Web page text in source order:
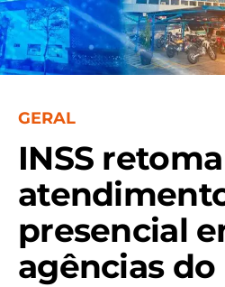
GERAL
INSS retoma
presencial
agências do